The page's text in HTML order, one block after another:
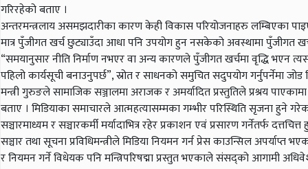
गरिरहेको बताए ।
अन्तरमन्त्रलाय असमझदारीका कारण केही विकास परियोजनाहरु लम्बिएका
मात्र पुँजीगत खर्च छुट्याउँदा आधा पनि उपयोग हुन नसकेको अवस्थामा पुँजीगत
“समयानुसार नीति निर्माण नभएर वा अन्य कारणले पुँजीगत खर्चमा वृद्धि भएन
पहिलो कार्यसूची बनाउनुपर्छ”, स्रोत र साधनको समुचित सदुपयोग गर्नुपर्नेमा जोड
मन्त्री गुरुङले सामाजिक सञ्जालमा अराजक र अमर्यादित प्रस्तुतिले प्रश्रय
बताए । मिडियाका समाचारले आत्महत्यासम्मका गम्भीर परिस्थिति सृजना हुने
सञ्चारमाध्यम र सञ्चारकर्मी मर्यादाभित्र रहेर प्रकाशन एवं प्रसारण गर्नेतर्फ
सञ्चार तथा सूचना प्रविधिमन्त्रीले मिडिया नियमन गर्न प्रेस काउन्सिल
र नियमन गर्ने विधेयक पनि मन्त्रिपरिषद्मा प्रस्तुत भएकाले संसद्को आगामी